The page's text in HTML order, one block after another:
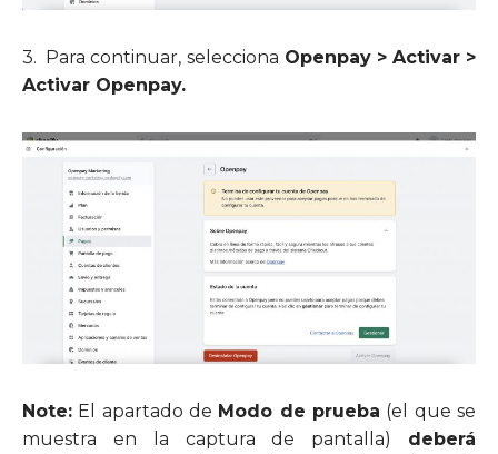
3. Para continuar, selecciona Openpay > Activar >
Activar Openpay.
Note: El apartado de Modo de prueba (el que se
muestra en la captura de pantalla) deberá